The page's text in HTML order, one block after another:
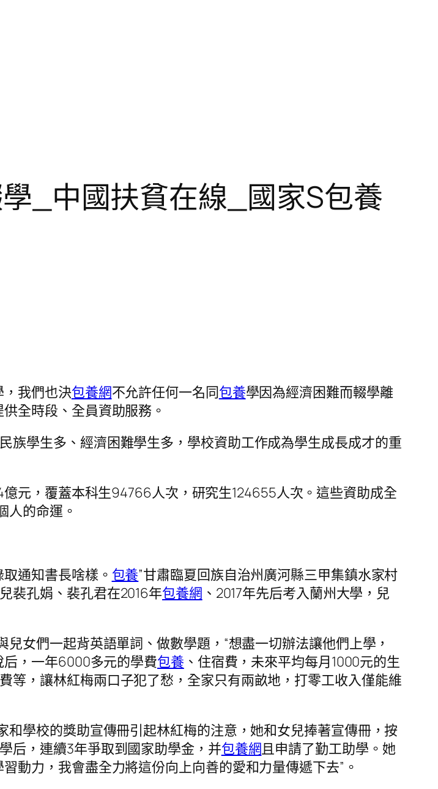
_中國扶貧在線_國家S包養
，我們也決包養網不允許任何一名同包養學因為經濟困難而輟學離
全時段、全員資助服務。
族學生多、經濟困難學生多，學校資助工作成為學生成長成才的重
億元，覆蓋本科生94766人次，研究生124655人次。這些資助成全
人的命運。
通知書長啥樣。 包養”甘肅臨夏回族自治州廣河縣三甲集鎮水家村
裴孔娟、裴孔君在2016年包養網 、2017年先后考入蘭州大學，兒
女們一起背英語單詞、做數學題，“想盡一切辦法讓他們上學，
，一年6000多元的學費包養 、住宿費，未來平均每月1000元的生
等，讓林紅梅兩口子犯了愁，全家只有兩畝地，打零工收入僅能維
和學校的獎助宣傳冊引起林紅梅的注意，她和女兒捧著宣傳冊，按
后，連續3年爭取到國家助學金，并包養網且申請了勤工助學。她
動力，我會盡全力將這份向上向善的愛和力量傳遞下去”。